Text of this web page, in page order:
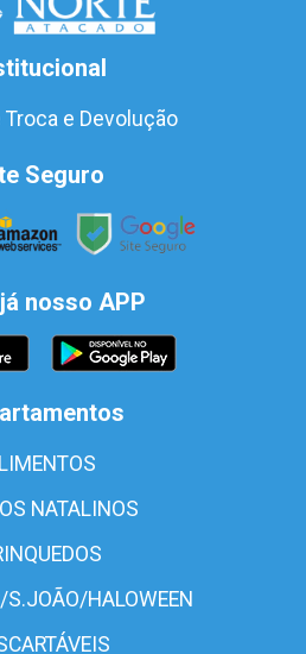
e Devolução
Seguro
nosso APP
NATALINOS
S.JOÃO/HALOWEEN